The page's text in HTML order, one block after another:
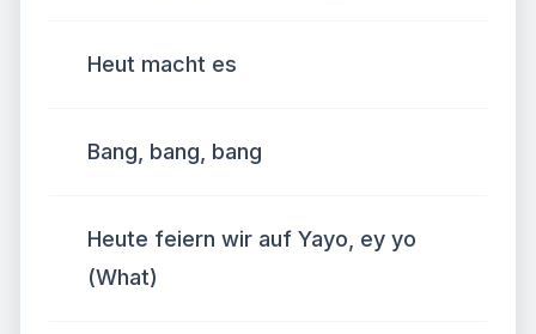
Heut macht es
Bang, bang, bang
Heute feiern wir auf Yayo, ey yo
(What)